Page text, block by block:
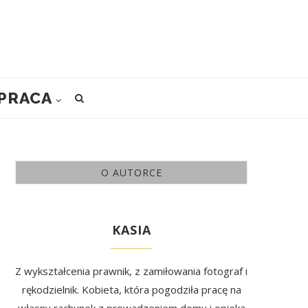
O AUTORCE
KASIA
Z wykształcenia prawnik, z zamiłowania fotograf i
rękodzielnik. Kobieta, która pogodziła pracę na